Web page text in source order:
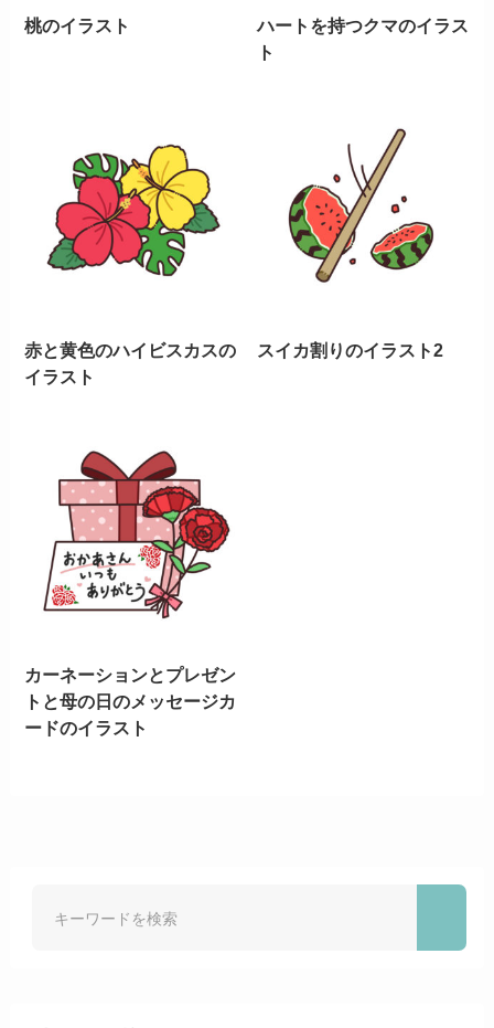
桃のイラスト
ハートを持つクマのイラス
ト
赤と黄色のハイビスカスの
イラスト
スイカ割りのイラスト2
カーネーションとプレゼン
トと母の日のメッセージカ
ードのイラスト